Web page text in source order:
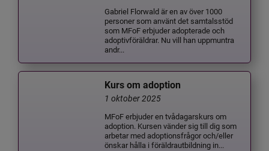
Gabriel Florwald är en av över 1000
personer som använt det samtalsstöd
som MFoF erbjuder adopterade och
adoptivföräldrar. Nu vill han uppmuntra
andr...
Kurs om adoption
1 oktober 2025
MFoF erbjuder en tvådagarskurs om
adoption. Kursen vänder sig till dig som
arbetar med adoptionsfrågor och/eller
önskar hålla i föräldrautbildning in...